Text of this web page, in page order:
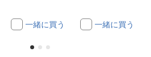
一緒に買う 一緒に買う